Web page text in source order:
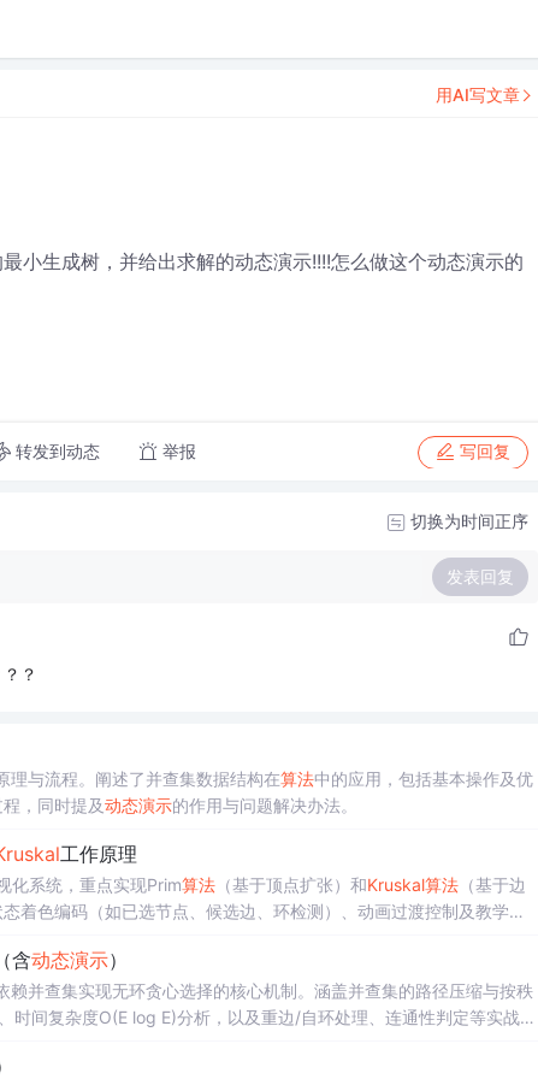
小生成树，并给出求解的动态演示!!!!怎么做这个动态演示的
转发到动态 举报 写回复
用AI写文章
切换为时间正序
发表回复
？
理与流程。阐述了并查集数据结构在算法中的应用，包括基本操作及优
，同时提及动态演示的作用与问题解决办法。
工作原理
化系统，重点实现Prim算法（基于顶点扩张）和Kruskal算法（基于边
着色编码（如已选节点、候选边、环检测）、动画过渡控制及教学增
含动态演示）
并查集实现无环贪心选择的核心机制。涵盖并查集的路径压缩与按秩
间复杂度O(E log E)分析，以及重边/自环处理、连通性判定等实战细